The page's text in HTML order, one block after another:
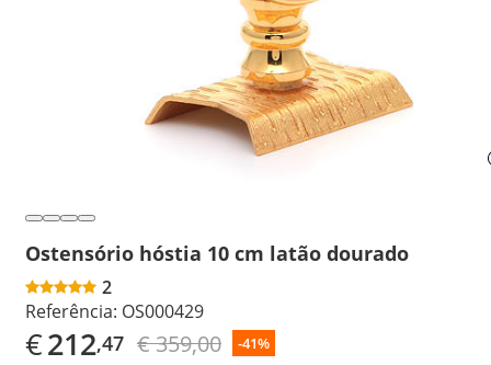
Ostensório hóstia 10 cm latão dourado
2
Referência: OS000429
€212,47 € 359,00 -41%